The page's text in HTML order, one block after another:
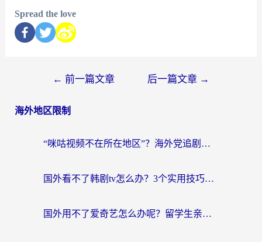
Spread the love
← 前一篇文章 后一篇文章 →
海外地区限制
“咪咕视频不在所在地区”？海外党追剧看片、炒股的救星来了！
国外看不了韩剧tv怎么办？3个实用技巧解决海外追剧难题（附书旗小说&社保查询攻略）
国外用不了爱奇艺怎么办呢？留学生亲测有效的回国加速方案